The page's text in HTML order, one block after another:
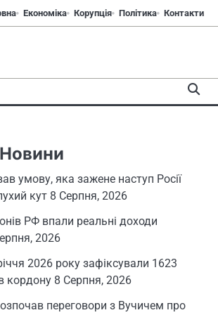
Економіка Корупція Політика Контакти
Новини
умову, яка зажене наступ Росії
кут 8 Серпня, 2026
РФ впали реальні доходи
2026
2026 року зафіксували 1623
кордону 8 Серпня, 2026
переговори з Вучичем про